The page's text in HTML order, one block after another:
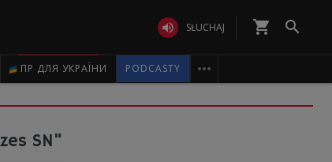
 SŁUCHAJ shopping_cart 
ПР ДЛЯ УКРАЇНИ PODCASTY 
SN"